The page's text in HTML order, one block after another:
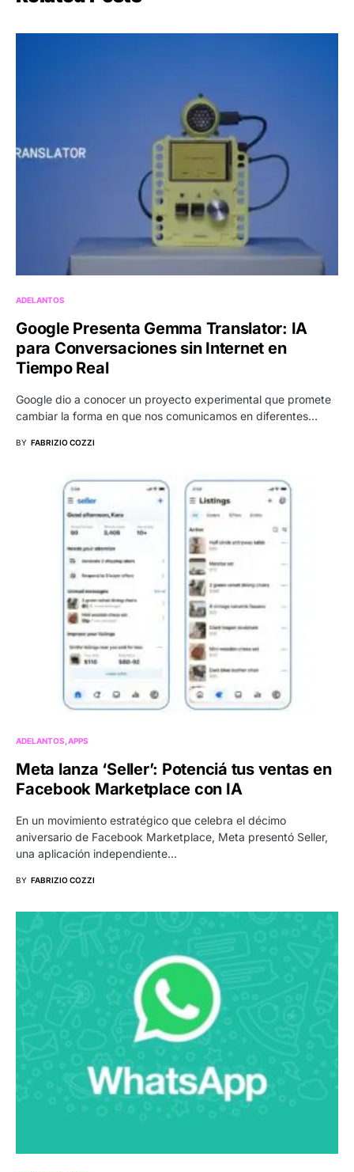
ADELANTOS
Google Presenta Gemma Translator: IA
para Conversaciones sin Internet en
Tiempo Real
Google dio a conocer un proyecto experimental que promete
cambiar la forma en que nos comunicamos en diferentes…
BY FABRIZIO COZZI
ADELANTOS APPS
Meta lanza ‘Seller’: Potenciá tus ventas en
Facebook Marketplace con IA
En un movimiento estratégico que celebra el décimo
aniversario de Facebook Marketplace, Meta presentó Seller,
una aplicación independiente…
BY FABRIZIO COZZI